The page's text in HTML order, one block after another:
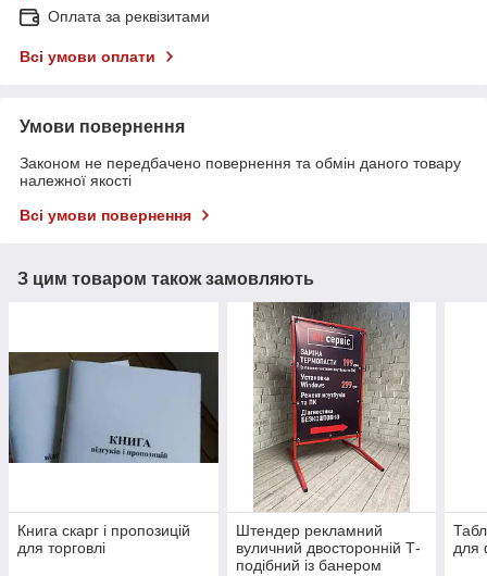
Оплата за реквізитами
Всі умови оплати
Умови повернення
Законом не передбачено повернення та обмін даного товару
належної якості
Всі умови повернення
З цим товаром також замовляють
Книга скарг і пропозицій
для торговлі
Штендер рекламний
вуличний двосторонній Т-
подібний із банером
для